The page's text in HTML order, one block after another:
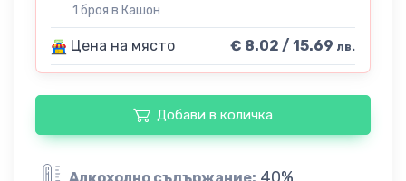
1 броя в Кашон
Цена на място € 8.02 / 15.69 лв.
Добави в количка